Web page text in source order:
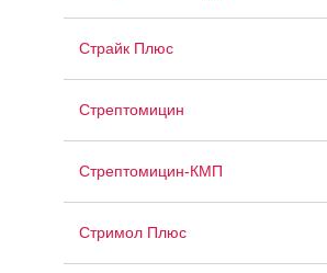
Страйк Плюс
Стрептомицин
Стрептомицин-КМП
Стримол Плюс